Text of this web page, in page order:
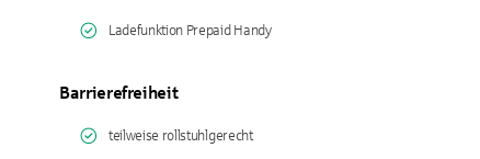
Ladefunktion Prepaid Handy
Barrierefreiheit
teilweise rollstuhlgerecht